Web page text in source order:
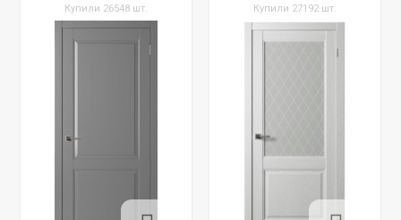
Купили 26548 шт. Купили 27192 шт.